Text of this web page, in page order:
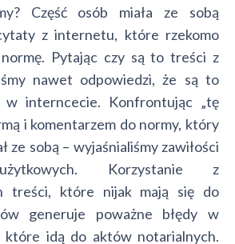
Część osób miała ze sobą
z internetu, które rzekomo
Pytając czy są to treści z
nawet odpowiedzi, że są to
interncecie. Konfrontując „tę
i komentarzem do normy, który
ze sobą – wyjaśnialiśmy zawiłości
Korzystanie z
treści, które nijak mają się do
generuje poważne błędy w
które idą do aktów notarialnych.